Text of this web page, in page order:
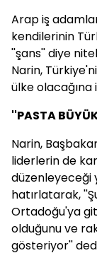
Arap iş
kendilerinin
''şans'' diye
Narin,
ülke olacağına
''PASTA
Narin,
liderlerin de
düzenleyeceği
hatırlatarak,
Ortadoğu'ya
olduğunu ve
gösteriyor''